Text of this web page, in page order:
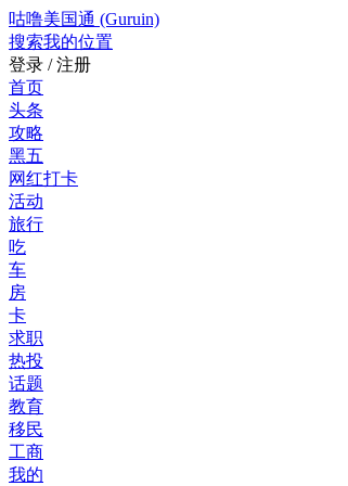
咕噜美国通 (Guruin)
搜索我的位置
登录 / 注册
首页
头条
攻略
黑五
网红打卡
活动
旅行
吃
车
房
卡
求职
热投
话题
教育
移民
工商
我的